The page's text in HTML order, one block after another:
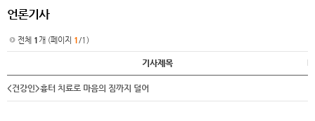
언론기사
전체 1 개 (페이지 1/1)
기사제목
<건강인>흉터 치료로 마음의 짐까지 덜어